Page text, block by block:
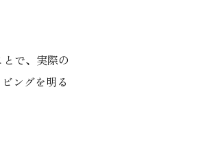
で、実際の
ングを明る